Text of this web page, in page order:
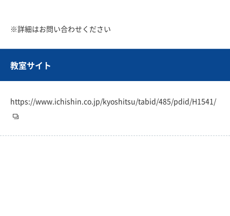
※詳細はお問い合わせください
教室サイト
https://www.ichishin.co.jp/kyoshitsu/tabid/485/pdid/H1541/